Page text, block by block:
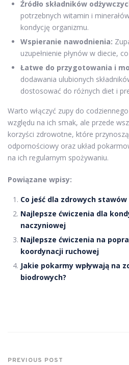
Źródło składników
potrzebnych witamin i
kondycję organizmu.
Wspieranie nawodnienia:
uzupełnienie płynów w diecie,
Łatwe do przygotowania i
dodawania ulubionych
dostosować do różnych diet i
Warto włączyć zupy do
względu na ich smak, ale przede
korzyści zdrowotne, które
odpornościowy oraz układ
na ich regularnym spożywaniu.
Powiązane wpisy:
Co jeść dla zdrowych stawów
Najlepsze ćwiczenia dla
naczyniowej
Najlepsze ćwiczenia na
koordynacji ruchowej
Jakie pokarmy wpływają na
biodrowych?
PREVIOUS POST